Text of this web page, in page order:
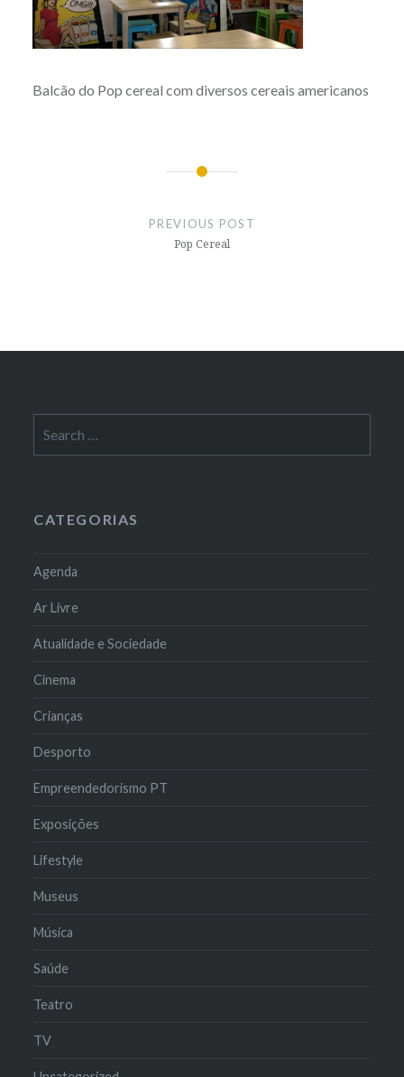
Balcão do Pop cereal com diversos cereais americanos
PREVIOUS POST
Pop Cereal
for:
CATEGORIAS
Agenda
Ar Livre
Atualidade e Sociedade
Cinema
Crianças
Desporto
Empreendedorismo PT
Exposições
Lifestyle
Museus
Música
Saúde
Teatro
TV